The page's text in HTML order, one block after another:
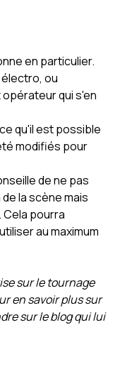
en particulier.
ou
qui s'en
qu'il est possible
modifiés pour
de ne pas
la scène mais
pourra
au maximum
sur le tournage
en savoir plus sur
sur le blog qui lui